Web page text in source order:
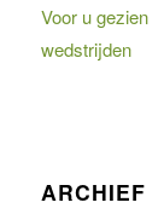
Voor u gezien
wedstrijden
ARCHIEF